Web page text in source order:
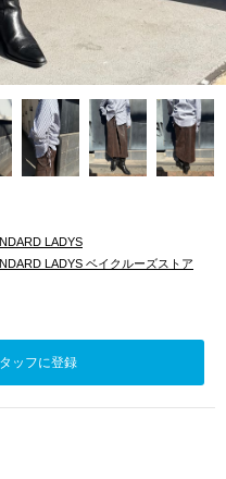
LADYS
LADYS ベイクルーズストア
ッフに登録